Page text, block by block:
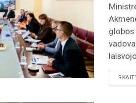
globos